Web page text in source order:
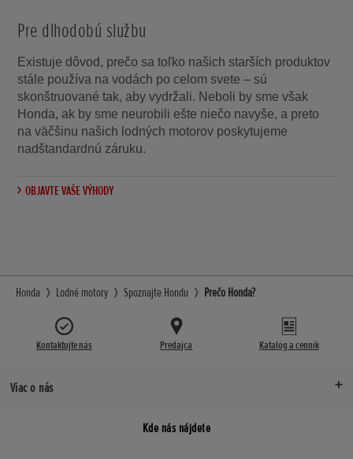
Pre dlhodobú službu
Existuje dôvod, prečo sa toľko našich starších produktov
stále používa na vodách po celom svete – sú
skonštruované tak, aby vydržali. Neboli by sme však
Honda, ak by sme neurobili ešte niečo navyše, a preto
na väčšinu našich lodných motorov poskytujeme
nadštandardnú záruku.
OBJAVTE VAŠE VÝHODY
Honda Lodné motory Spoznajte Hondu Prečo Honda?
Kontaktujte nás Predajca Katalóg a cenník
Viac o nás
Kde nás nájdete